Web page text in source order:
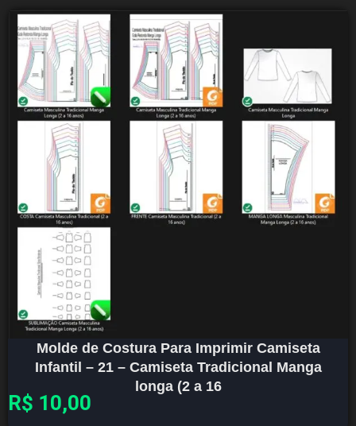
Molde de Costura Para Imprimir Camiseta
Infantil – 21 – Camiseta Tradicional Manga
longa (2 a 16
R$ 10,00